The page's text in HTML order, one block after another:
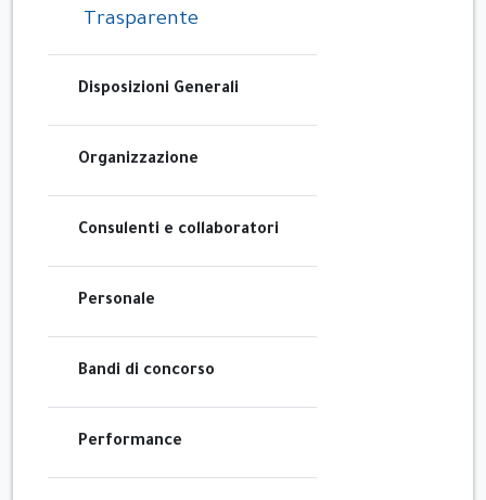
Trasparente
Disposizioni Generali
Organizzazione
Consulenti e collaboratori
Personale
Bandi di concorso
Performance